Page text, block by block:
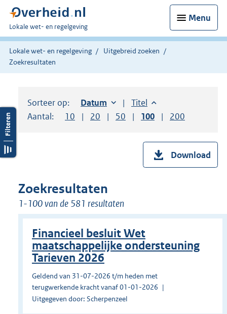
Menu
U
bent
hier:
Lokale wet- en regelgeving
Lokale wet- en regelgeving
Uitgebreid zoeken
Zoekresultaten
Sorteer op: Sorteer op:
Datum oplopendSorteer op:
Titel oplopend
Aantal:
Toon
10 resultaten per pagina
Toon
20 resultaten per pagina
Toon
50 resultaten per pagina
Toon
100 resultaten per
Toon
200
Download
Zoekresultaten
1-100 van de 581 resultaten
Financieel besluit Wet
maatschappelijke ondersteuning
Tarieven 2026
Geldend van 31-07-2026 t/m heden met
terugwerkende kracht vanaf 01-01-2026
Uitgegeven door: Scherpenzeel